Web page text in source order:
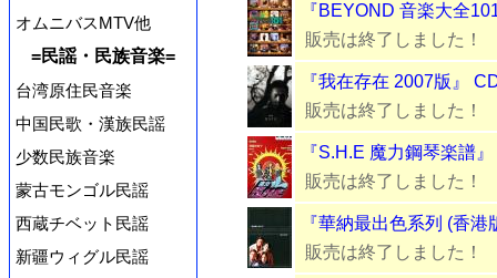
オムニバスMTV他
=民謡・民族音楽=
台湾原住民音楽
中国民歌・漢族民謡
少数民族音楽
蒙古モンゴル民謡
西蔵チベット民謡
新疆ウィグル民謡
『BEYOND 音楽大全
販売は終了しました！
『我在存在 2007版』
販売は終了しました！
『S.H.E 魔力鋼琴楽譜
販売は終了しました！
『華納最出色系列 (香
販売は終了しました！